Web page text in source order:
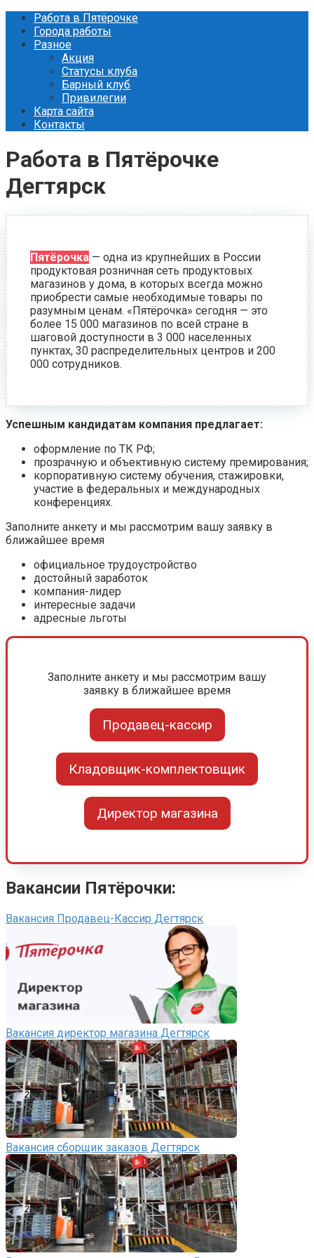
Перейти
контенту
Работа в Пятёрочке
Города работы
Разное
Акция
Статусы клуба
Барный клуб
Привилегии
Карта сайта
Контакты
Работа в Пятёрочке
Дегтярск
Пятёрочка — одна из крупнейших в России
продуктовая розничная сеть продуктовых
магазинов у дома, в которых всегда можно
приобрести самые необходимые товары по
разумным ценам. «Пятёрочка» сегодня — это
более 15 000 магазинов по всей стране в
шаговой доступности в 3 000 населенных
пунктах, 30 распределительных центров и 200
000 сотрудников.
Успешным кандидатам компания предлагает:
оформление по ТК РФ;
прозрачную и объективную систему премирования;
корпоративную систему обучения, стажировки,
участие в федеральных и международных
конференциях.
Заполните анкету и мы рассмотрим вашу заявку в
ближайшее время
официальное трудоустройство
достойный заработок
компания-лидер
интересные задачи
адресные льготы
Заполните анкету и мы рассмотрим вашу
заявку в ближайшее время
Продавец-кассир
Кладовщик-комплектовщик
Директор магазина
Вакансии Пятёрочки:
Вакансия Продавец-Кассир Дегтярск
Вакансия директор магазина Дегтярск
Вакансия сборщик заказов Дегтярск